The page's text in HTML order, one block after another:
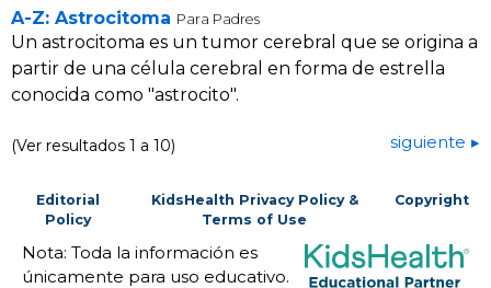
A-Z: Astrocitoma Para Padres
Un astrocitoma es un tumor cerebral que se origina a
partir de una célula cerebral en forma de estrella
conocida como "astrocito".
(Ver resultados 1 a 10) siguiente
Editorial
Policy
KidsHealth Privacy Policy &
Terms of Use
Copyright
Nota: Toda la información es
únicamente para uso educativo.